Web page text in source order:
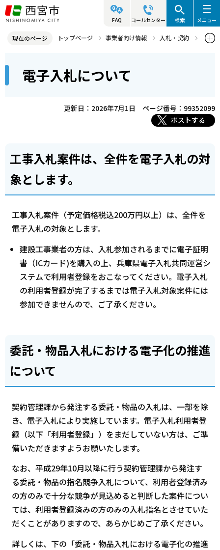
こ
の
ジ
先
FAQ コールセンター 検索 メニュー
現在のページ トップページ 事業者向け情報
入札・契約
こ
電子入札について
更新日：2026年7月1日
ページ番号：99352099
ポストする
工事入札案件は、全件を電子入札の対
象とします。
工事入札案件（予定価格税込200万円以上）は、全件を
電子入札の対象とします。
建設工事業者の方は、入札参加されるまでに電子証明
書（ICカード)を購入の上、兵庫県電子入札共同運営シ
ステムで利用者登録をおこなってください。電子入札
の利用者登録が完了するまでは電子入札対象案件には
参加できませんので、ご了承ください。
委託・物品入札における電子化の推進
について
契約管理課から発注する委託・物品の入札は、一部を除
き、電子入札により実施しています。電子入札利用者登
録（以下「利用者登録」）をまだしていない方は、ご準
備いただきますようお願いたします。
なお、平成29年10月以降に行う契約管理課から発注す
る委託・物品の指名競争入札について、利用者登録済み
の方のみで十分な競争が見込めると判断した案件につい
ては、利用者登録済みの方のみの入札指名とさせていた
だくことがありますので、あらかじめご了承ください。
詳しくは、下の「委託・物品入札における電子化の推進